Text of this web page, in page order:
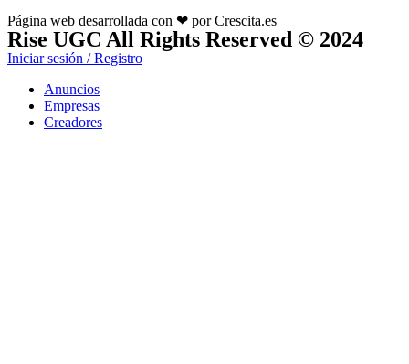
Página web desarrollada con ❤ por Crescita.es
Rise UGC All Rights Reserved © 2024
Iniciar sesión / Registro
Anuncios
Empresas
Creadores